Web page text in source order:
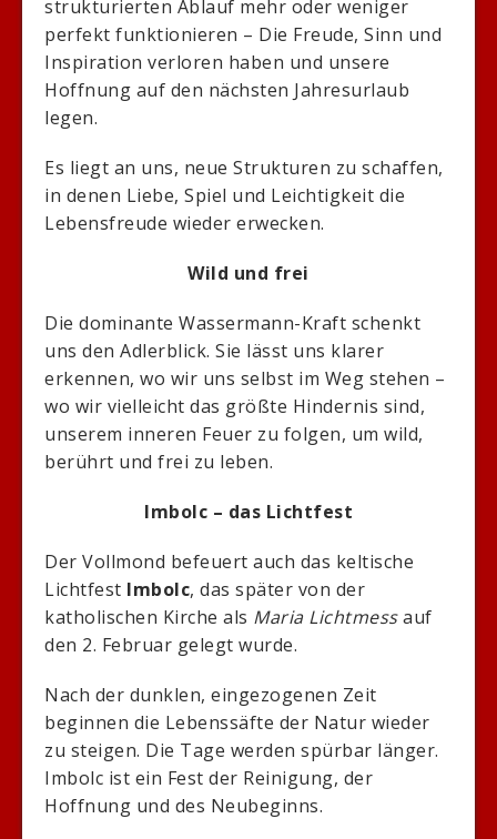
strukturierten Ablauf mehr oder weniger
perfekt funktionieren – Die Freude, Sinn und
Inspiration verloren haben und unsere
Hoffnung auf den nächsten Jahresurlaub
legen.
Es liegt an uns, neue Strukturen zu schaffen,
in denen Liebe, Spiel und Leichtigkeit die
Lebensfreude wieder erwecken.
Wild und frei
Die dominante Wassermann-Kraft schenkt
uns den Adlerblick. Sie lässt uns klarer
erkennen, wo wir uns selbst im Weg stehen –
wo wir vielleicht das größte Hindernis sind,
unserem inneren Feuer zu folgen, um wild,
berührt und frei zu leben.
Imbolc – das Lichtfest
Der Vollmond befeuert auch das keltische
Lichtfest Imbolc, das später von der
katholischen Kirche als Maria Lichtmessauf
den 2. Februar gelegt wurde.
Nach der dunklen, eingezogenen Zeit
beginnen die Lebenssäfte der Natur wieder
zu steigen. Die Tage werden spürbar länger.
Imbolc ist ein Fest der Reinigung, der
Hoffnung und des Neubeginns.